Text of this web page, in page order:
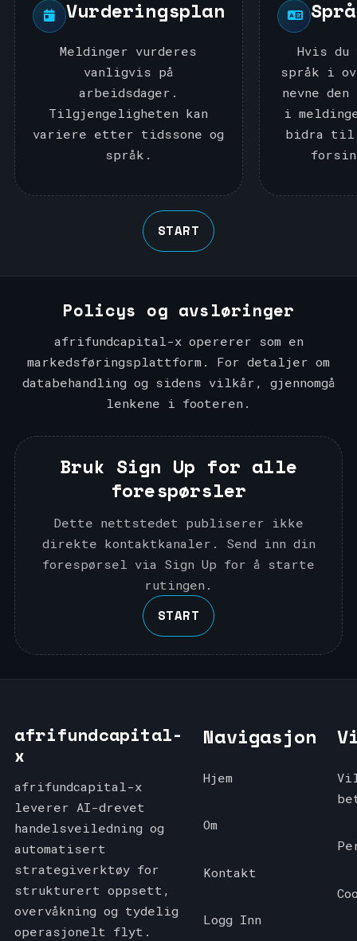
Vurderingsplan
Meldinger vurderes
vanligvis på
arbeidsdager.
Tilgjengeligheten kan
variere etter tidssone og
språk.
Hvis
språk i
nevne
i
bidra til
START
Policys og avsløringer
afrifundcapital-x opererer som en
markedsføringsplattform. For detaljer om
databehandling og sidens vilkår, gjennomgå
lenkene i footeren.
Bruk Sign Up for alle
forespørsler
Dette nettstedet publiserer ikke
direkte kontaktkanaler. Send inn din
forespørsel via Sign Up for å starte
rutingen.
START
afrifundcapital-
x
afrifundcapital-x
leverer AI-drevet
handelsveiledning og
automatisert
strategiverktøy for
strukturert oppsett,
overvåkning og tydelig
operasjonelt flyt.
Navigasjon
Hjem
Om
Kontakt
Logg Inn